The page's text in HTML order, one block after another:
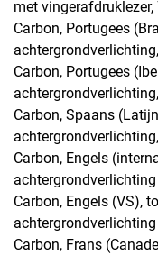
met vingerafdruklezer,
Carbon, Portugees
Carbon, Portugees
Carbon, Spaans
Carbon, Engels
Carbon, Engels (VS),
Carbon, Frans